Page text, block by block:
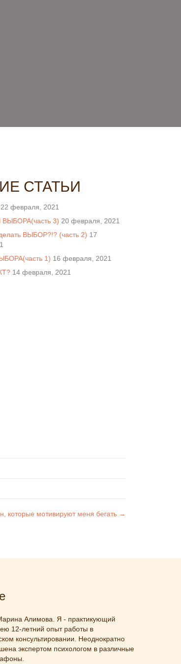
СТАТЬИ
22 февраля, 2021
3) 20 февраля, 2021
ВЫБОР?!? (часть 2) 17
1) 16 февраля, 2021
14 февраля, 2021
которые мотивируют меня бегать →
Алимова. Я - практикующий
12-летний опыт работы в
консультировании. Неоднократно
экспертом психологом в различные